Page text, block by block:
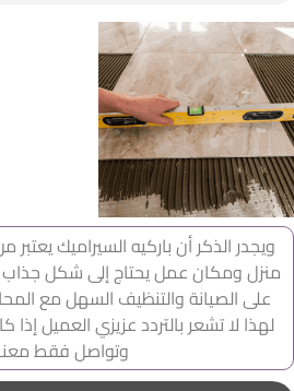
ويجدر الذكر أن باركيه السيراميك يعتبر
منزل ومكان عمل يحتاج إلى شكل
على الصيانة والتنظيف السهل مع
لهذا لا تشعر بالتردد عزيزي العميل
وتواصل فقط